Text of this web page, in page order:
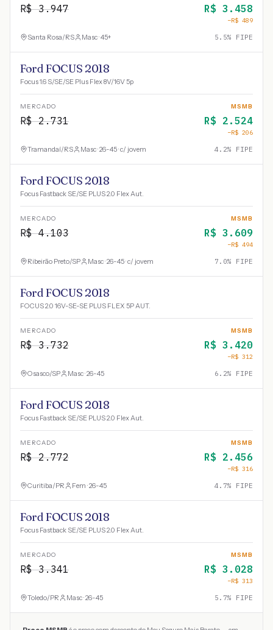
R$3.947 R$ 3.458
−R$ 489
Santa Rosa/RS Masc · 45+ 5.5% FIPE
Ford FOCUS 2018
Focus 1.6 S/SE/SE Plus Flex 8V/16V 5p
MERCADO
R$2.731
MSMB
R$ 2.524
−R$ 206
Tramandaí/RS Masc · 26-45 · c/ jovem 4.2% FIPE
Ford FOCUS 2018
Focus Fastback SE/SE PLUS 2.0 Flex Aut.
MERCADO
R$4.103
MSMB
R$ 3.609
−R$ 494
Ribeirão Preto/SP Masc · 26-45 · c/ jovem 7.0% FIPE
Ford FOCUS 2018
FOCUS 2.0 16V-SE-SE PLUS FLEX 5P AUT.
MERCADO
R$3.732
MSMB
R$ 3.420
−R$ 312
Osasco/SP Masc · 26-45 6.2% FIPE
Ford FOCUS 2018
Focus Fastback SE/SE PLUS 2.0 Flex Aut.
MERCADO
R$2.772
MSMB
R$ 2.456
−R$ 316
Curitiba/PR Fem · 26-45 4.7% FIPE
Ford FOCUS 2018
Focus Fastback SE/SE PLUS 2.0 Flex Aut.
MERCADO
R$3.341
MSMB
R$ 3.028
−R$ 313
Toledo/PR Masc · 26-45 5.7% FIPE